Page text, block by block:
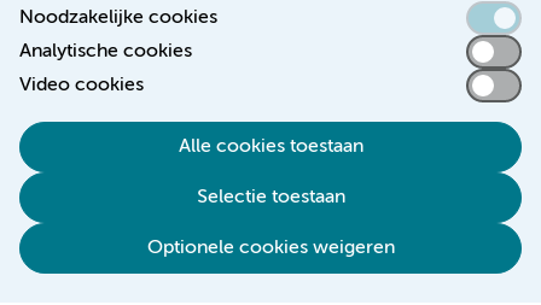
Noodzakelijke cookies
Analytische cookies
Video cookies
Alle cookies toestaan
Selectie toestaan
Optionele cookies weigeren
Toegankelijkheidsverklaring
Responsible disclosure